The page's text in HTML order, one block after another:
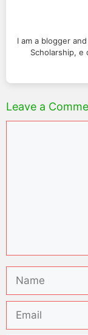
I am a blogger
Scholarship,
Leave a